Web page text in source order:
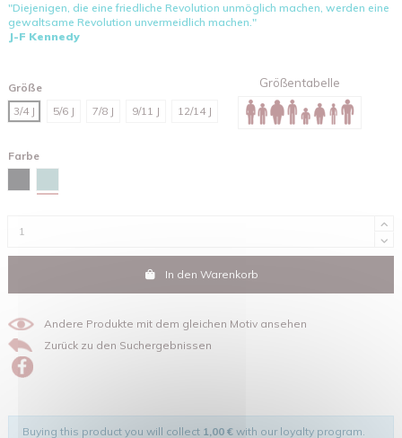
"Diejenigen, die eine friedliche Revolution unmöglich machen, werden eine
gewaltsame Revolution unvermeidlich machen."
J-F Kennedy
Größe
3/4 J
5/6 J 7/8 J 9/11 J 12/14 J
Größentabelle
Farbe
In den Warenkorb
Andere Produkte mit dem gleichen Motiv ansehen
Zurück zu den Suchergebnissen
Buying this product you will collect 1,00 € with our loyalty program.